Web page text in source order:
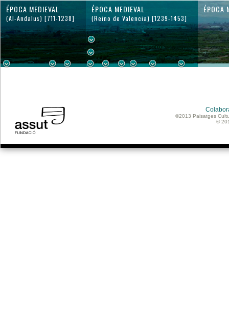
ÉPOCA MEDIEVAL
(Al-Andalus) [711-1238]
ÉPOCA MEDIEVAL
(Reino de Valencia) [1239-1453]
ÉPOCA
©2013 Paisatges
©